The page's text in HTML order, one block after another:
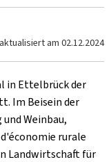
am 02.12.2024
in Ettelbrück der
Im Beisein der
Weinbau,
rurale
Landwirtschaft für